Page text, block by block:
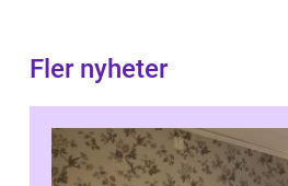
Fler nyheter